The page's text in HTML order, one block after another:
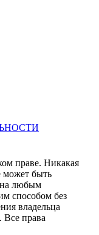
праве. Никакая
может быть
любым
способом без
владельца
Все права